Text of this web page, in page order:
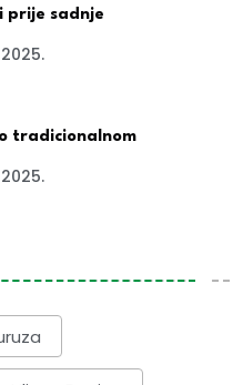
prije sadnje
tradicionalnom